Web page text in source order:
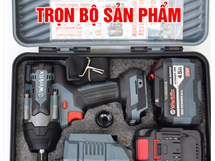
Trọn bộ sản phẩm: 1 thân máy, 2 pin 15 cell
ABS, 1 sạc bàn nhanh, 1 hộp đựng.
VIDEO CHI TIẾT SẢN PHẨM